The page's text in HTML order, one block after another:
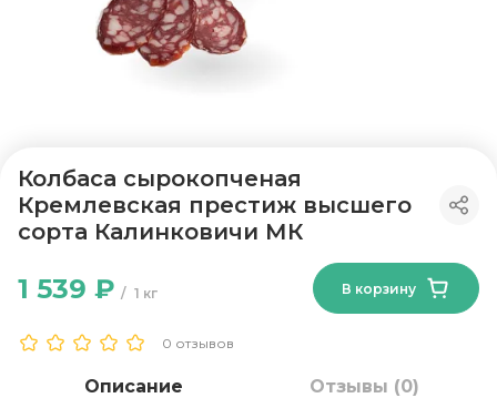
Колбаса сырокопченая
Кремлевская престиж высшего
сорта Калинковичи МК
0 отзывов
1 кг
1 539 ₽ В корзину
Описание Отзывы (0)